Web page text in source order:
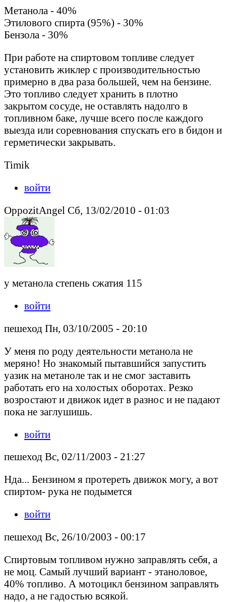
Метанола - 40%
Этилового спирта (95%) - 30%
Бензола - 30%
При работе на спиртовом топливе следует
установить жиклер с производительностью
примерно в два раза большей, чем на бензине.
Это топливо следует хранить в плотно
закрытом сосуде, не оставлять надолго в
топливном баке, лучше всего после каждого
выезда или соревнования спускать его в бидон и
герметически закрывать.
Timik
войти
OppozitAngel Сб, 13/02/2010 - 01:03
у метанола степень сжатия 115
войти
пешеход Пн, 03/10/2005 - 20:10
У меня по роду деятельности метанола не
меряно! Но знакомый пытавшийся запустить
уазик на метаноле так и не смог заставить
работать его на холостых оборотах. Резко
возростают и движок идет в разнос и не падают
пока не заглушишь.
войти
пешеход Вс, 02/11/2003 - 21:27
Нда... Бензином я протереть движок могу, а вот
спиртом- рука не подымется
войти
пешеход Вс, 26/10/2003 - 00:17
Спиртовым топливом нужно заправлять себя, а
не моц. Самый лучший вариант - этаноловое,
40% топливо. А мотоцикл бензином заправлять
надо, а не гадостью всякой.